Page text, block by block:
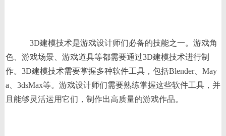
3D建模技术是游戏设计师们必备的技能之一。游戏角
色、游戏场景、游戏道具等都需要通过3D建模技术进行制
作。3D建模技术需要掌握多种软件工具，包括Blender、May
a、3dsMax等。游戏设计师们需要熟练掌握这些软件工具，并
且能够灵活运用它们，制作出高质量的游戏作品。